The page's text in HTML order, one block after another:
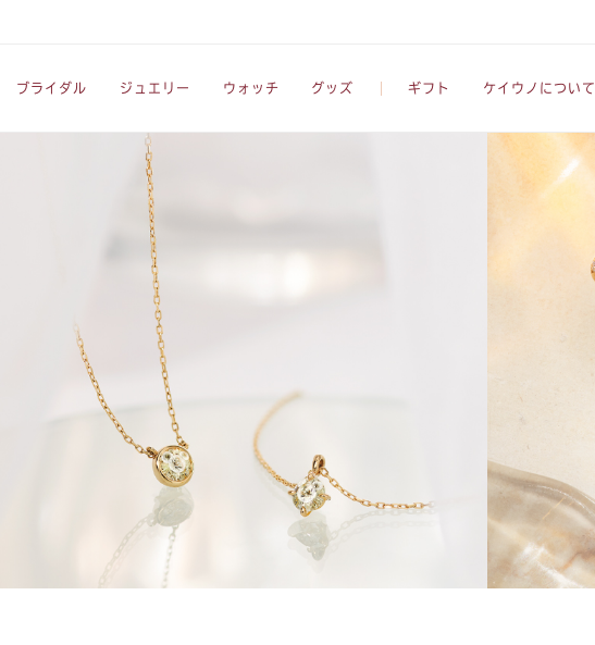
ブライダル ジュエリー ウォッチ グッズ ギフト ケイウノについて